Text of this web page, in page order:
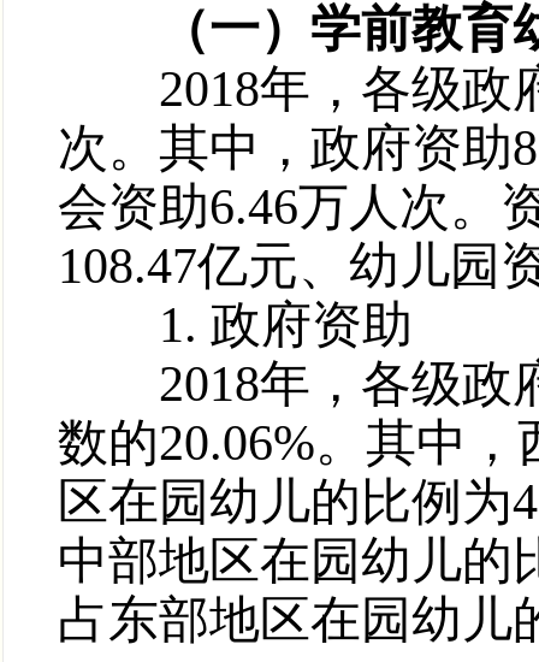
（一）学前教育
2018年，各级政府
次。其中，政府资助
会资助6.46万人次。
108.47亿元、幼儿园
1. 政府资助
2018年，各级政府
数的20.06%。其中
区在园幼儿的比例为
中部地区在园幼儿的
占东部地区在园幼儿